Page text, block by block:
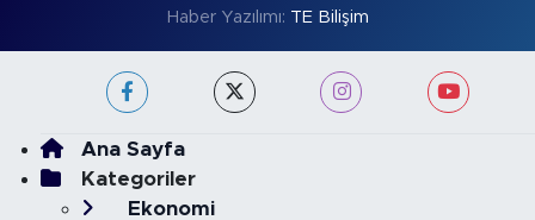
Haber Yazılımı: TE Bilişim
Ana Sayfa
Kategoriler
Ekonomi